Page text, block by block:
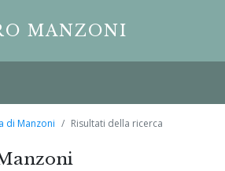
MANZONI
di Manzoni Risultati della ricerca